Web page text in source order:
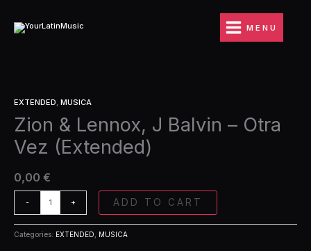
contenido
MENU
EXTENDED, MUSICA
Zion & Lennox, J Balvin – Otra
Vez (Extended)
0,00 €
-
&
Lennox,
J
Balvin
Otra
(Extended)
quantity
+ ADD TO CART
Categories: EXTENDED MUSICA
Balvin
-